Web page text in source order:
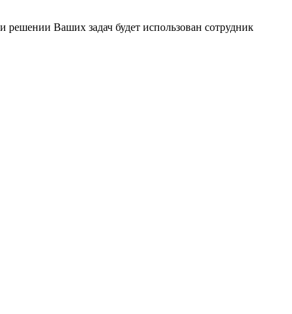
Ваших задач будет использован сотрудник